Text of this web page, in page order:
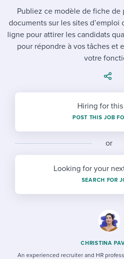
Mobilizing
Evaluating
Developing
Ensuring
Finding
Digitizing
I WANT...
Job
Onboarding
Step-by-
HR terms
Workable
I WANT TO
Applying for
Pay &
Overall
Attend
Publiez ce modèle de fiche de
documents sur les sites d’emploi
ligne pour attirer les candidats
pour répondre à vos tâches et
votre
Hiring for this
POST THIS JOB
or
Looking for your
SEARCH FOR
CHRISTINA
An experienced recruiter and HR